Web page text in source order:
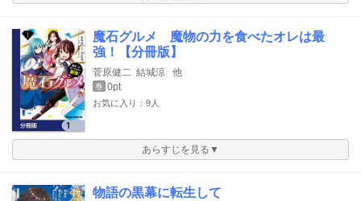
魔石グルメ 魔物の力を食べたオレは最
強！【分冊版】
菅原健二 結城涼 他
巻 0pt
お気に入り：9人
あらすじを見る▼
物語の黒幕に転生して